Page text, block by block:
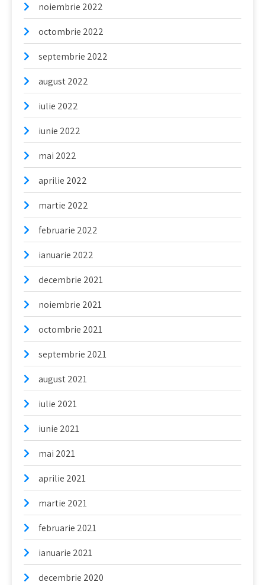
noiembrie 2022
octombrie 2022
septembrie 2022
august 2022
iulie 2022
iunie 2022
mai 2022
aprilie 2022
martie 2022
februarie 2022
ianuarie 2022
decembrie 2021
noiembrie 2021
octombrie 2021
septembrie 2021
august 2021
iulie 2021
iunie 2021
mai 2021
aprilie 2021
martie 2021
februarie 2021
ianuarie 2021
decembrie 2020